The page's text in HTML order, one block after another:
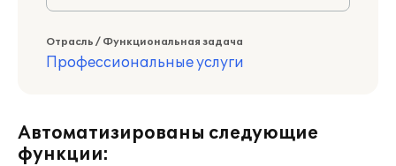
Отрасль / Функциональная задача
Профессиональные услуги
Автоматизированы следующие
функции: